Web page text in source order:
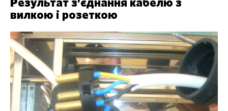
Результат з’єднання кабелю з
вилкою і розеткою